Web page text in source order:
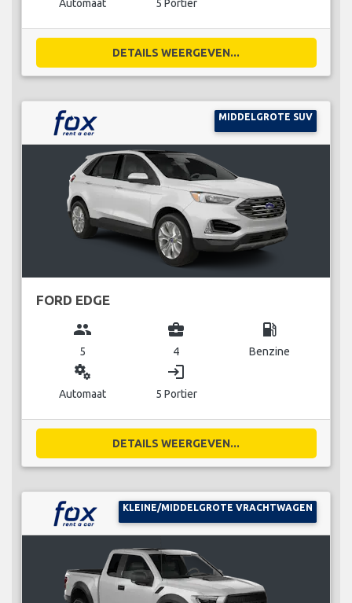
Automaat 5 Portier
DETAILS WEERGEVEN...
MIDDELGROTE SUV
FORD EDGE
group
5
business_center
4
local_gas_station
Benzine
miscellaneous_services
Automaat
login
5 Portier
DETAILS WEERGEVEN...
KLEINE/MIDDELGROTE VRACHTWAGEN